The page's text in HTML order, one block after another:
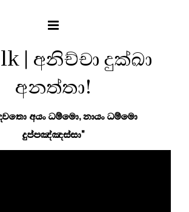
| අනිච්චා දුක්ඛා
අනත්තා!
අයං ධම්මො, නායං ධම්මො
දුප්පඤ්ඤස්සා"